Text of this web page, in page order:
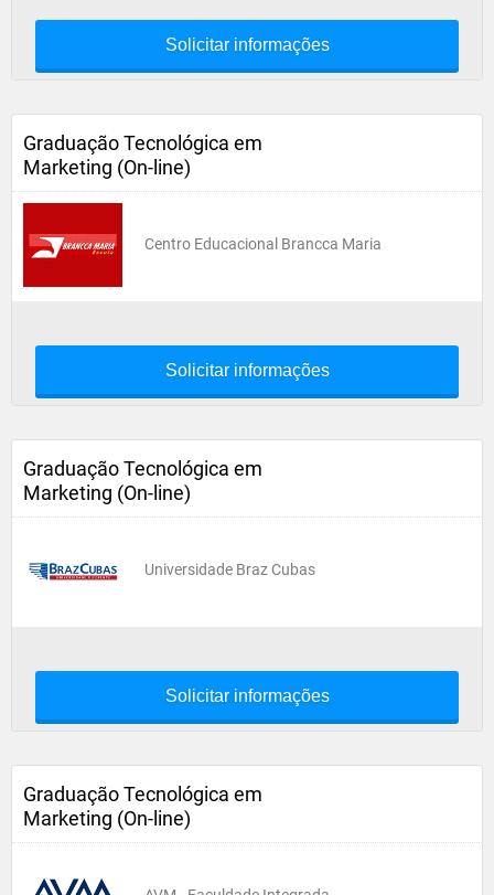
Solicitar informações
Graduação Tecnológica em
Marketing (On-line)
Centro Educacional Brancca Maria
Solicitar informações
Graduação Tecnológica em
Marketing (On-line)
Universidade Braz Cubas
Solicitar informações
Graduação Tecnológica em
Marketing (On-line)